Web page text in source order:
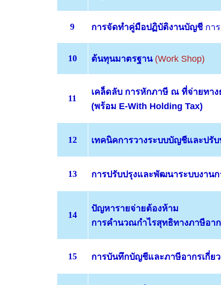
9 การจัดทำคู่มือปฏิบัติงานบัญชี กา
10 ต้นทุนมาตรฐาน (Work Shop)
11
เคล็ดลับ การหักภาษี ณ ที่จ่ายทาง
(พร้อม E-With Holding Tax)
12 เทคนิคการวางระบบบัญชีและปรั
13 การปรับปรุงและพัฒนาระบบงานก
14
ปัญหารายจ่ายต้องห้าม
การคำนวณกำไรสุทธิทางภาษีอา
15 การบันทึกบัญชีและภาษีอากรเกี่ย